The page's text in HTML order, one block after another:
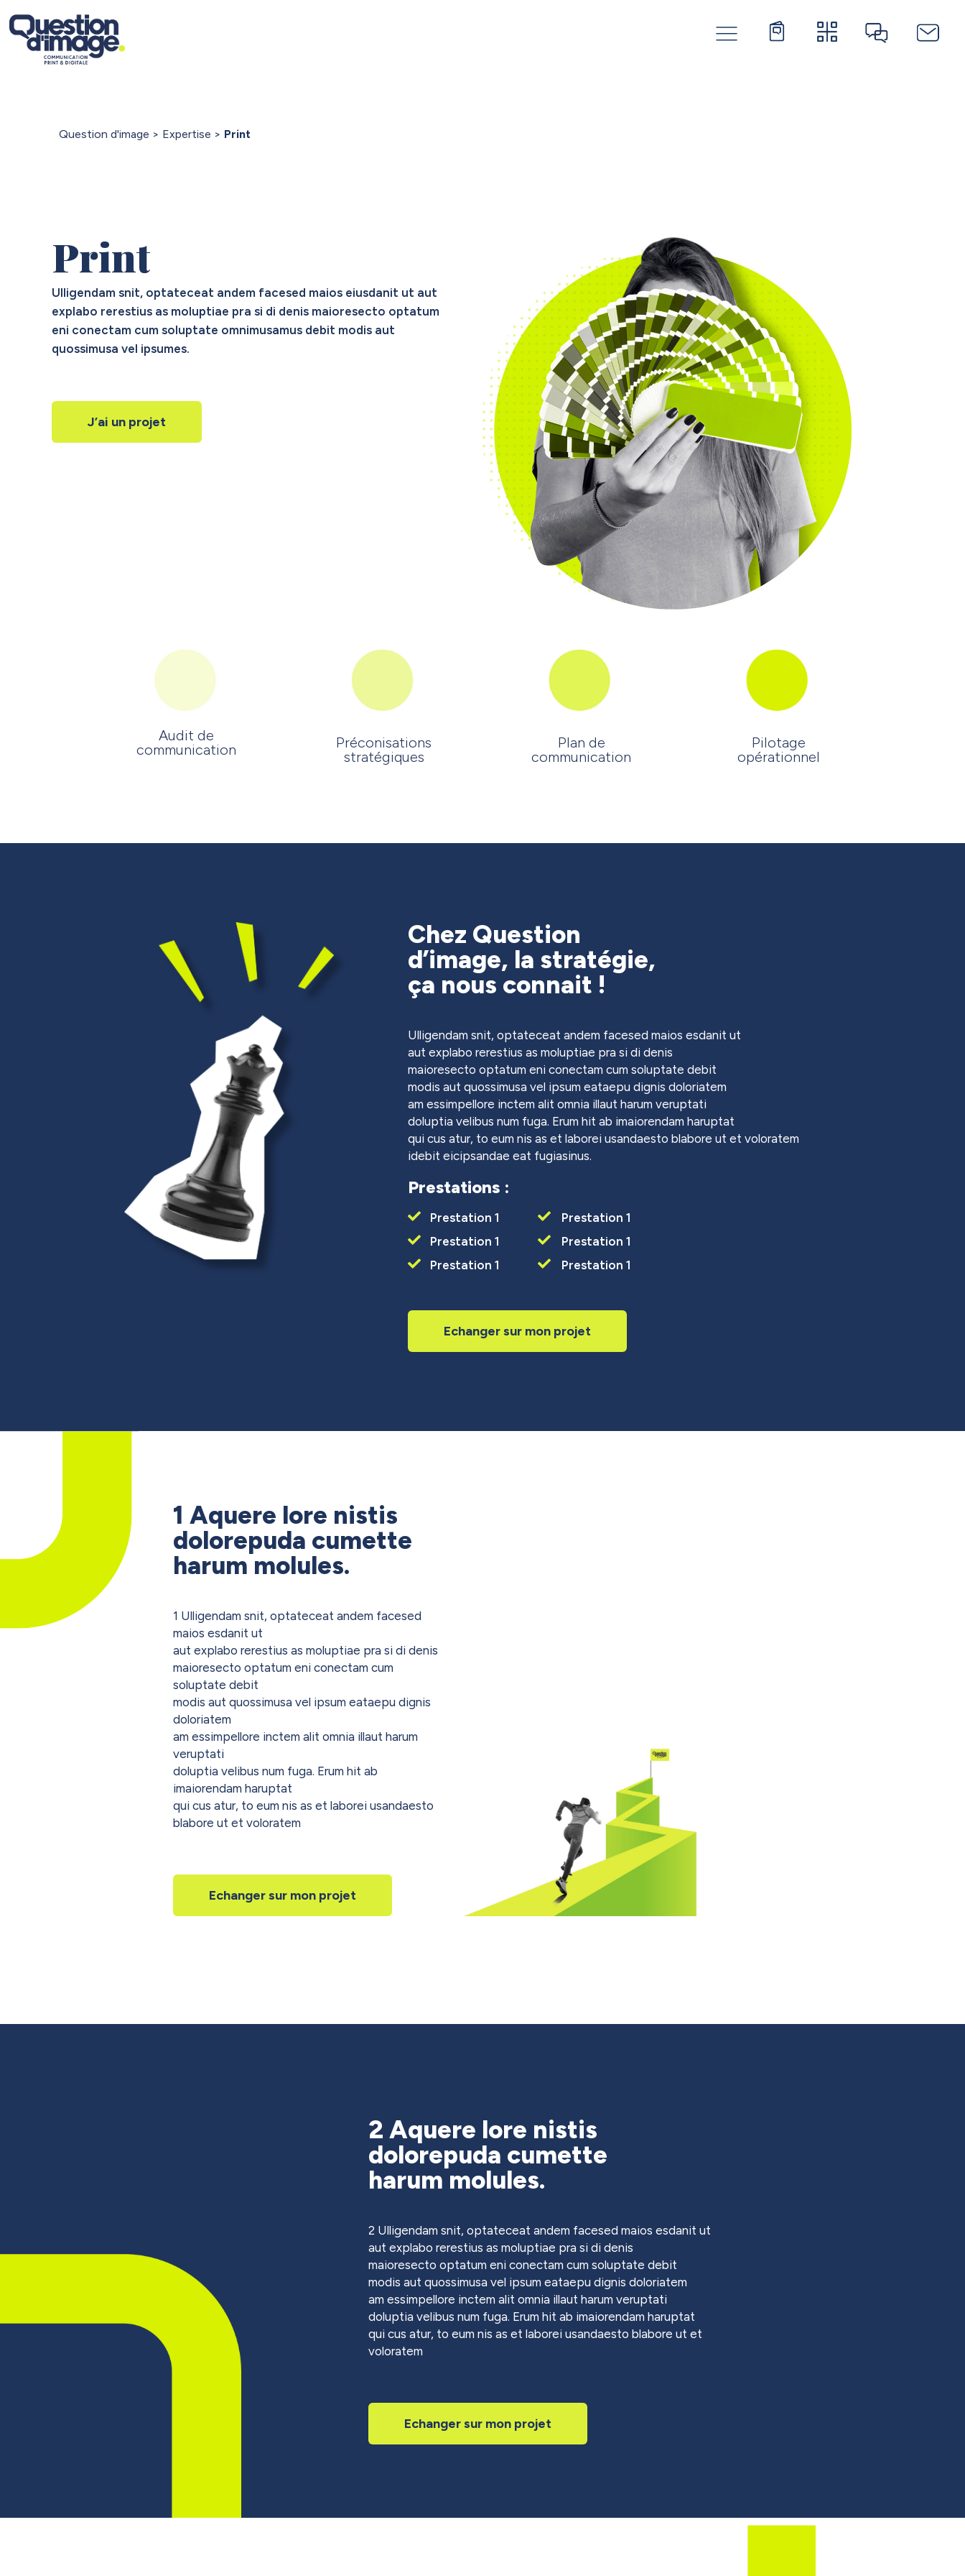
Question d'image > Expertise > Print
Print
Ulligendam snit, optateceat andem facesed maios eiusdanit ut aut
explabo rerestius as moluptiae pra si di denis maioresecto optatum
eni conectam cum soluptate omnimusamus debit modis aut
quossimusa vel ipsumes.
J’ai un projet
Audit de
communication
Préconisations
stratégiques
Plan de
communication
Pilotage
opérationnel
Chez Question
d’image, la stratégie,
ça nous connait !
Ulligendam snit, optateceat andem facesed maios esdanit ut
aut explabo rerestius as moluptiae pra si di denis
maioresecto optatum eni conectam cum soluptate debit
modis aut quossimusa vel ipsum eataepu dignis doloriatem
am essimpellore inctem alit omnia illaut harum veruptati
doluptia velibus num fuga. Erum hit ab imaiorendam haruptat
qui cus atur, to eum nis as et laborei usandaesto blabore ut et voloratem
idebit eicipsandae eat fugiasinus.
Prestations :
Prestation 1
Prestation 1
Prestation 1
Prestation 1
Prestation 1
Prestation 1
Echanger sur mon projet
1 Aquere lore nistis
dolorepuda cumette
harum molules.
1 Ulligendam snit, optateceat andem facesed
maios esdanit ut
aut explabo rerestius as moluptiae pra si di denis
maioresecto optatum eni conectam cum
soluptate debit
modis aut quossimusa vel ipsum eataepu dignis
doloriatem
am essimpellore inctem alit omnia illaut harum
veruptati
doluptia velibus num fuga. Erum hit ab
imaiorendam haruptat
qui cus atur, to eum nis as et laborei usandaesto
blabore ut et voloratem
Echanger sur mon projet
2 Aquere lore nistis
dolorepuda cumette
harum molules.
2 Ulligendam snit, optateceat andem facesed maios esdanit ut
aut explabo rerestius as moluptiae pra si di denis
maioresecto optatum eni conectam cum soluptate debit
modis aut quossimusa vel ipsum eataepu dignis doloriatem
am essimpellore inctem alit omnia illaut harum veruptati
doluptia velibus num fuga. Erum hit ab imaiorendam haruptat
qui cus atur, to eum nis as et laborei usandaesto blabore ut et
voloratem
Echanger sur mon projet